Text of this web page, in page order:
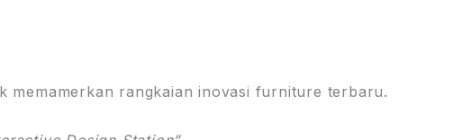
memamerkan rangkaian inovasi furniture terbaru.